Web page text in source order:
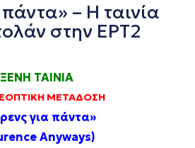
– Η ταινία
στην ΕΡΤ2
ΞΕΝΗ ΤΑΙΝΙΑ
ΜΕΤΑΔΟΣΗ
για πάντα»
Anyways)